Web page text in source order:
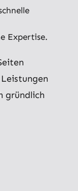
Expertise.
gründlich